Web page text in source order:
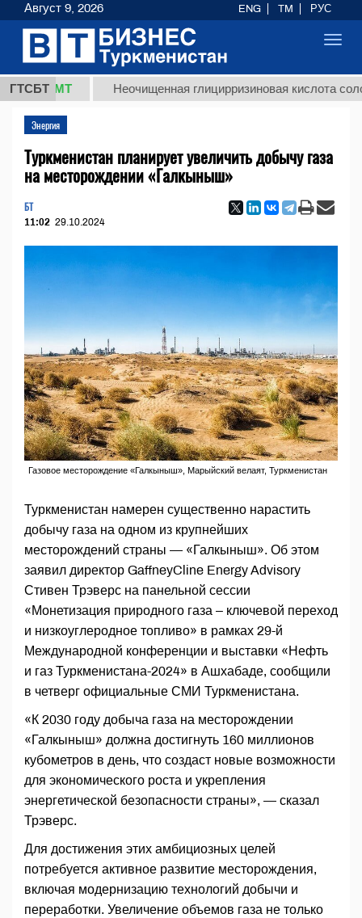
ГТСБТ
ТМТ Неочищенная глицирризиновая кислота
Энергия
Туркменистан планирует увеличить добычу газа
на месторождении «Галкыныш»
БТ
11:02 29.10.2024
Газовое месторождение «Галкыныш», Марыйский велаят, Туркменистан
Туркменистан намерен существенно нарастить
добычу газа на одном из крупнейших
месторождений страны — «Галкыныш». Об этом
заявил директор GaffneyCline Energy Advisory
Стивен Трэверс на панельной сессии
«Монетизация природного газа – ключевой переход
и низкоуглеродное топливо» в рамках 29-й
Международной конференции и выставки «Нефть
и газ Туркменистана-2024» в Ашхабаде, сообщили
в четверг официальные СМИ Туркменистана.
«К 2030 году добыча газа на месторождении
«Галкыныш» должна достигнуть 160 миллионов
кубометров в день, что создаст новые возможности
для экономического роста и укрепления
энергетической безопасности страны», — сказал
Трэверс.
Для достижения этих амбициозных целей
потребуется активное развитие месторождения,
включая модернизацию технологий добычи и
переработки. Увеличение объемов газа не только
Август 9, 2026 ENG TM РУС